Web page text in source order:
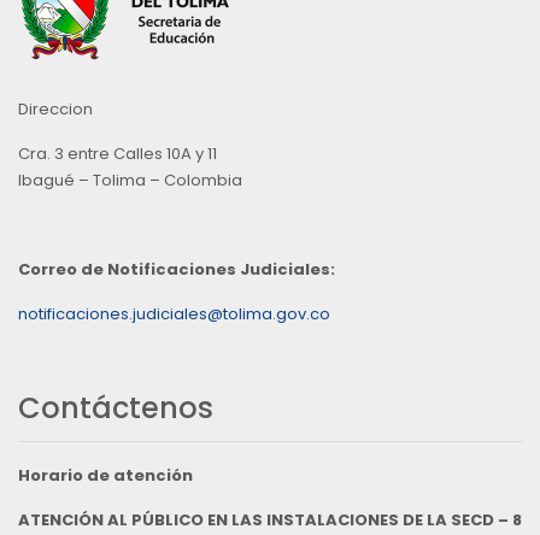
Direccion
Cra. 3 entre Calles 10A y 11
Ibagué – Tolima – Colombia
Correo de Notificaciones Judiciales:
notificaciones.judiciales@tolima.gov.co
Contáctenos
Horario de atención
ATENCIÓN AL PÚBLICO EN LAS INSTALACIONES DE LA SECD – 8